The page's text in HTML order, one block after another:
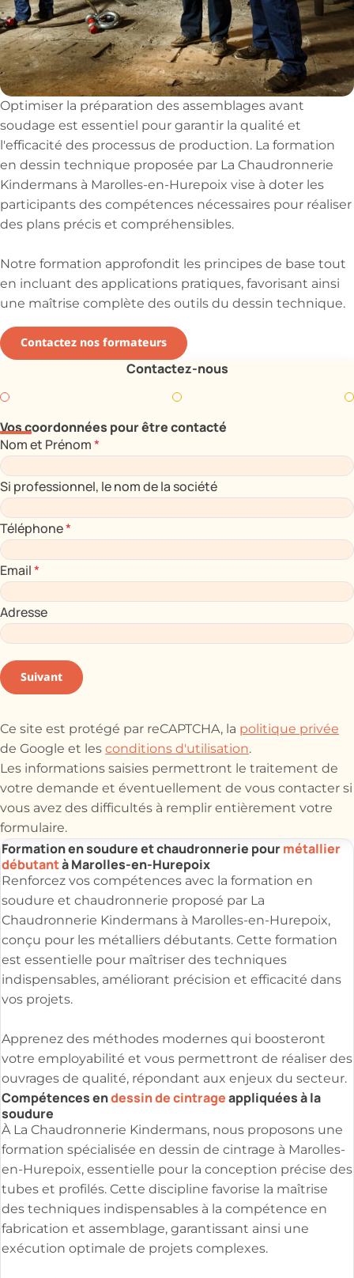
Optimiser la préparation des assemblages avant
soudage est essentiel pour garantir la qualité et
l'efficacité des processus de production. La formation
en dessin technique proposée par La Chaudronnerie
Kindermans à Marolles-en-Hurepoix vise à doter les
participants des compétences nécessaires pour réaliser
des plans précis et compréhensibles.
Notre formation approfondit les principes de base tout
en incluant des applications pratiques, favorisant ainsi
une maîtrise complète des outils du dessin technique.
Contactez nos formateurs
Vos coordonnées pour être contacté
Nom et Prénom*
Si professionnel, le nom de la société
Téléphone*
Email*
Adresse
Suivant
Ce site est protégé par reCAPTCHA, la politique privée
de Google et lesconditions d'utilisation.
Les informations saisies permettront le traitement de
votre demande et éventuellement de vous contacter si
vous avez des difficultés à remplir entièrement votre
formulaire.
Contactez-nous
Formation en soudure et chaudronnerie pourmétallier
débutantà Marolles-en-Hurepoix
Renforcez vos compétences avec la formation en
soudure et chaudronnerie proposé par La
Chaudronnerie Kindermans à Marolles-en-Hurepoix,
conçu pour les métalliers débutants. Cette formation
est essentielle pour maîtriser des techniques
indispensables, améliorant précision et efficacité dans
vos projets.
Apprenez des méthodes modernes qui boosteront
votre employabilité et vous permettront de réaliser des
ouvrages de qualité, répondant aux enjeux du secteur.
Compétences endessin de cintrageappliquées à la
soudure
À La Chaudronnerie Kindermans, nous proposons une
formation spécialisée en dessin de cintrage à Marolles-
en-Hurepoix, essentielle pour la conception précise des
tubes et profilés. Cette discipline favorise la maîtrise
des techniques indispensables à la compétence en
fabrication et assemblage, garantissant ainsi une
exécution optimale de projets complexes.